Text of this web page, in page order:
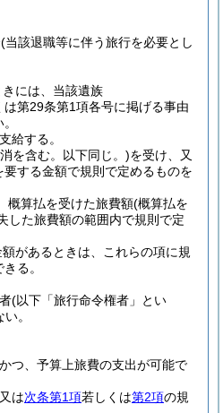
(当該退職等に伴う旅行を必要とし
には、当該遺族
第29条第1項各号に掲げる事由
給する。
を含む。以下同じ。)を受け、又
する金額で規則で定めるものを
概算払を受けた旅費額(概算払を
した旅費額の範囲内で規則で定
があるときは、これらの項に規
る。
(以下「旅行命令権者」とい
。
つ、予算上旅費の支出が可能で
は次条第1項若しくは第2項の規